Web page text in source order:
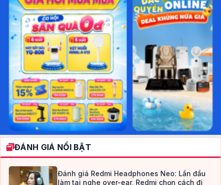
ĐÁNH GIÁ NỔI BẬT
Đánh giá Redmi Headphones Neo: Lần đầu
làm tai nghe over-ear, Redmi chọn cách đi